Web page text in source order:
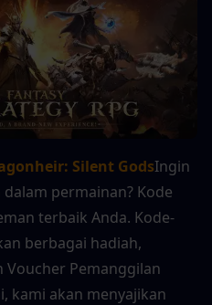
Silent GodsIngin
permainan? Kode
terbaik Anda. Kode-
berbagai hadiah,
Voucher Pemanggilan
kami akan menyajikan